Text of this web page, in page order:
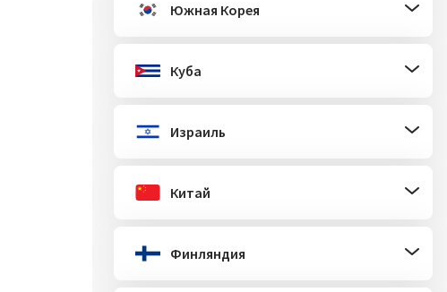
Южная Корея
Куба
Израиль
Китай
Финляндия